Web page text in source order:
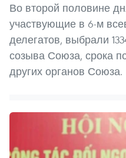
Во второй половине
участвующие в 6-м
делегатов, выбрали
созыва Союза, срока
других органов Союза.